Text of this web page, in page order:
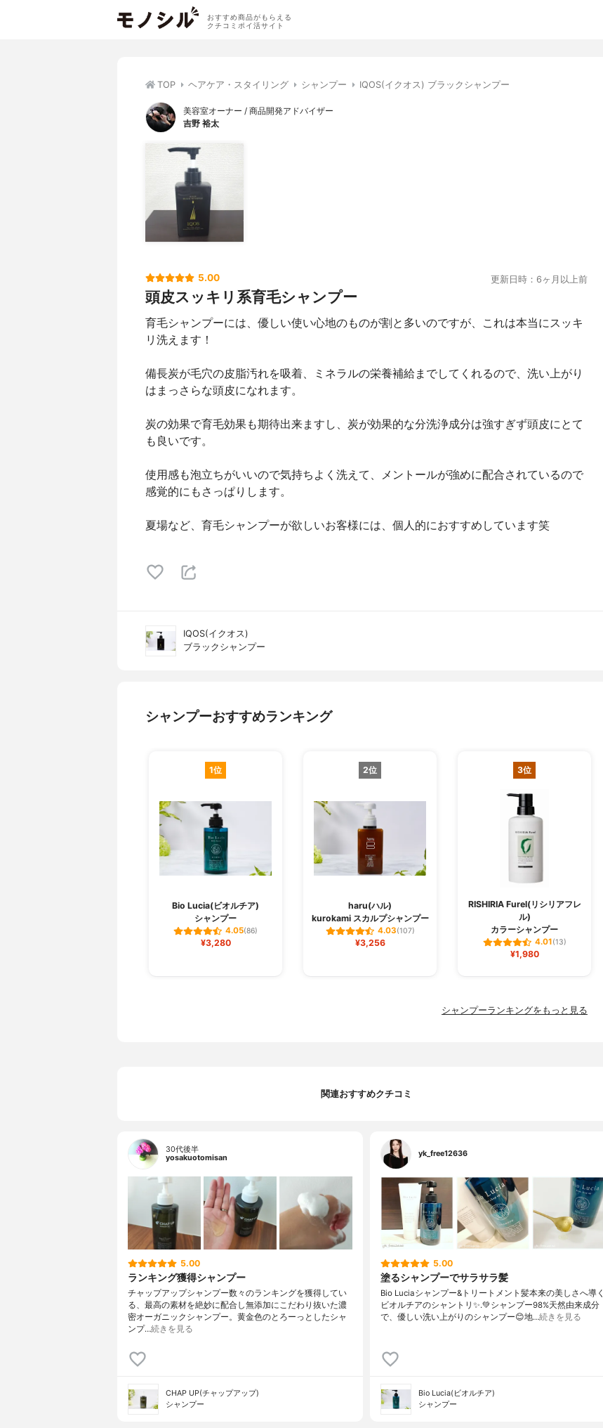
おすすめ商品がもらえる
クチコミポイ活サイト
TOP ヘアケア・スタイリング シャンプー IQOS(イクオス) ブラックシャンプー
美容室オーナー / 商品開発アドバイザー
吉野 裕太
5.00 更新日時：6ヶ月以上前
頭皮スッキリ系育毛シャンプー
育毛シャンプーには、優しい使い心地のものが割と多いのですが、これは本当にスッキ
リ洗えます！
備長炭が毛穴の皮脂汚れを吸着、ミネラルの栄養補給までしてくれるので、洗い上がり
はまっさらな頭皮になれます。
炭の効果で育毛効果も期待出来ますし、炭が効果的な分洗浄成分は強すぎず頭皮にとて
も良いです。
使用感も泡立ちがいいので気持ちよく洗えて、メントールが強めに配合されているので
感覚的にもさっぱりします。
夏場など、育毛シャンプーが欲しいお客様には、個人的におすすめしています笑
IQOS(イクオス)
ブラックシャンプー
シャンプーおすすめランキング
1位
Bio Lucia(ビオルチア)
シャンプー
4.05(86)
¥3,280
2位
haru(ハル)
kurokami スカルプシャンプー
4.03(107)
¥3,256
3位
RISHIRIA Furel(リシリアフレ
ル)
カラーシャンプー
4.01(13)
¥1,980
シャンプーランキングをもっと見る
関連おすすめクチコミ
30代後半
yosakuotomisan
5.00
ランキング獲得シャンプー
チャップアップシャンプー数々のランキングを獲得してい
る、最高の素材を絶妙に配合し無添加にこだわり抜いた濃
密オーガニックシャンプー。黄金色のとろーっとしたシャ
ンプ…続きを見る
CHAP UP(チャップアップ)
シャンプー
yk_free12636
5.00
塗るシャンプーでサラサラ髪
Bio Luciaシャンプー&トリートメント⁡髪本来の美しさへ導く
ビオルチアのシャントリ✨⁡.💚シャンプー98%天然由来成分
で、優しい洗い上がりのシャンプー😊地…続きを見る
Bio Lucia(ビオルチア)
シャンプー